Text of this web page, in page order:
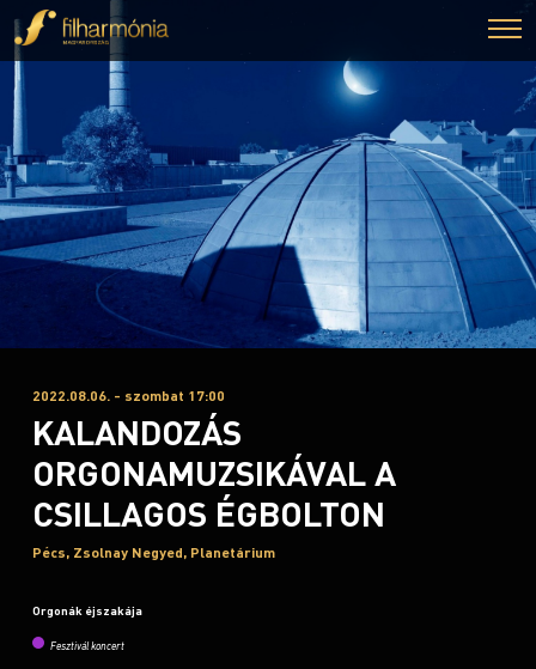
2022.08.06. - szombat 17:00
KALANDOZÁS
ORGONAMUZSIKÁVAL A
CSILLAGOS ÉGBOLTON
Pécs, Zsolnay Negyed, Planetárium
Orgonák éjszakája
Fesztivál koncert